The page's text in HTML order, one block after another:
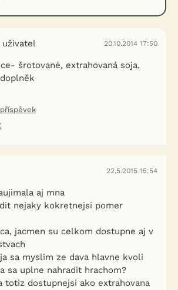
uživatel 20.10.2014 17:50
šrotované, extrahovaná soja,
22.5.2015 15:54
aj mna
nejaky kokretnejsi pomer
jacmen su celkom dostupne aj v
sa myslim ze dava hlavne kvoli
sa uplne nahradit hrachom?
totiz dostupnejsi ako extrahovana